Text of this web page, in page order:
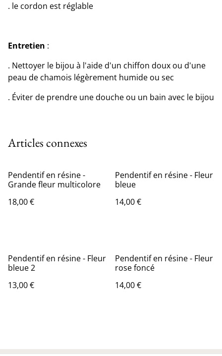
. le cordon est réglable
Entretien :
. Nettoyer le bijou à l'aide d'un chiffon doux ou d'une
peau de chamois légèrement humide ou sec
. Éviter de prendre une douche ou un bain avec le bijou
Articles connexes
Pendentif en résine -
Grande fleur multicolore
18,00 €
Pendentif en résine - Fleur
bleue
14,00 €
Pendentif en résine - Fleur
bleue 2
13,00 €
Pendentif en résine - Fleur
rose foncé
14,00 €